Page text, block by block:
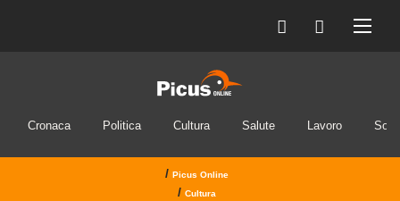
Cronaca Politica Cultura Salute Lavoro
/ Picus Online
/ Cultura